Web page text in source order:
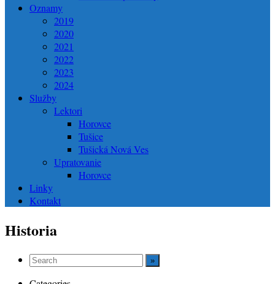
Oznamy
2019
2020
2021
2022
2023
2024
Služby
Lektori
Horovce
Tušice
Tušická Nová Ves
Upratovanie
Horovce
Linky
Kontakt
Historia